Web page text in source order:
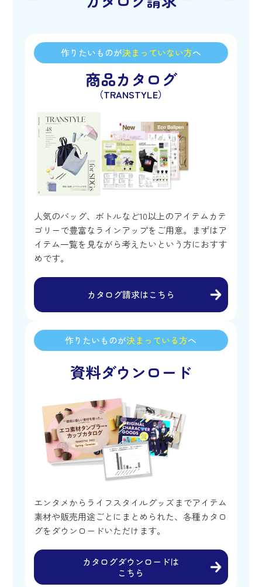
作りたいものが決まっていない方へ
商品カタログ
（TRANSTYLE）
人気のバッグ、ボトルなど10以上のアイテムカテ
ゴリーで豊富なラインアップをご用意。まずはア
イテム一覧を見ながら考えたいという方におすす
めです。
カタログ請求はこちら
作りたいものが決まっている方へ
資料ダウンロード
エンタメからライフスタイルグッズまでアイテム
素材や販売用途ごとにまとめられた、各種カタロ
グをダウンロードいただけます。
カタログダウンロードは
こちら